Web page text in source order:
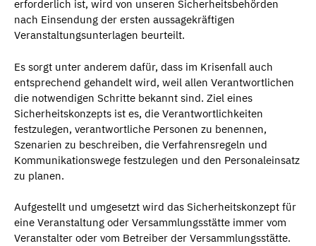
erforderlich ist, wird von unseren Sicherheitsbehörden
nach Einsendung der ersten aussagekräftigen
Veranstaltungsunterlagen beurteilt.
Es sorgt unter anderem dafür, dass im Krisenfall auch
entsprechend gehandelt wird, weil allen Verantwortlichen
die notwendigen Schritte bekannt sind. Ziel eines
Sicherheitskonzepts ist es, die Verantwortlichkeiten
festzulegen, verantwortliche Personen zu benennen,
Szenarien zu beschreiben, die Verfahrensregeln und
Kommunikationswege festzulegen und den Personaleinsatz
zu planen.
Aufgestellt und umgesetzt wird das Sicherheitskonzept für
eine Veranstaltung oder Versammlungsstätte immer vom
Veranstalter oder vom Betreiber der Versammlungsstätte.